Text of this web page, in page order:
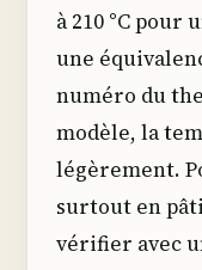
à 210 °C pour
une
numéro du
modèle, la
légèrement.
surtout en
vérifier avec